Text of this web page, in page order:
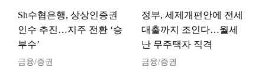
Sh수협은행, 상상인증권
인수 추진…지주 전환 ‘승
부수’
금융/증권
정부, 세제개편안에 전세
대출까지 조인다…월세
난 무주택자 직격
금융/증권